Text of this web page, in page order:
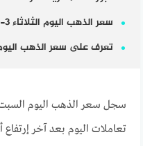
سعر الذهب اليوم الثلاثاء 3-9-2024
تعرف على سعر الذهب اليوم في مصر